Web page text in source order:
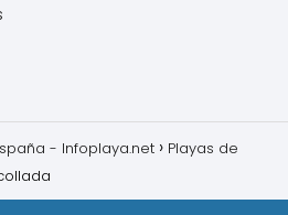
- Infoplaya.net
Playas de